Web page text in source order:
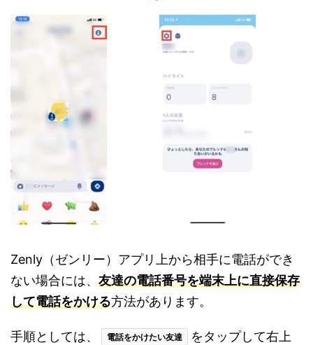
Zenly（ゼンリー）アプリ上から相手に電話ができ
ない場合には、 友達の電話番号を端末上に直接保存
して電話をかける方法があります。
手順としては、 電話をかけたい友達
をタップして右上